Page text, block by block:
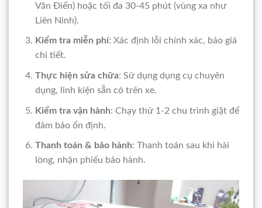
Văn Điển) hoặc tối đa 30-45 phút (vùng xa như
Liên Ninh).
Kiểm tra miễn phí: Xác định lỗi chính xác, báo giá
chi tiết.
Thực hiện sửa chữa: Sử dụng dụng cụ chuyên
dụng, linh kiện sẵn có trên xe.
Kiểm tra vận hành: Chạy thử 1-2 chu trình giặt để
đảm bảo ổn định.
Thanh toán & bảo hành: Thanh toán sau khi hài
lòng, nhận phiếu bảo hành.